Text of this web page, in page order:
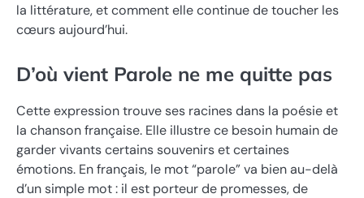
la littérature, et comment elle continue de toucher les
cœurs aujourd’hui.
D’où vient Parole ne me quitte pas
Cette expression trouve ses racines dans la poésie et
la chanson française. Elle illustre ce besoin humain de
garder vivants certains souvenirs et certaines
émotions. En français, le mot “parole” va bien au-delà
d’un simple mot : il est porteur de promesses, de